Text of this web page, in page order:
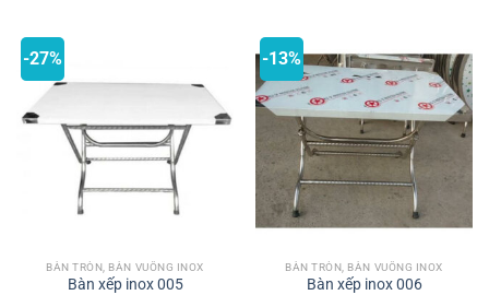
-27%
BÀN TRÒN, BÀN VUÔNG INOX
Bàn xếp inox 005
-13%
BÀN TRÒN, BÀN VUÔNG INOX
Bàn xếp inox 006